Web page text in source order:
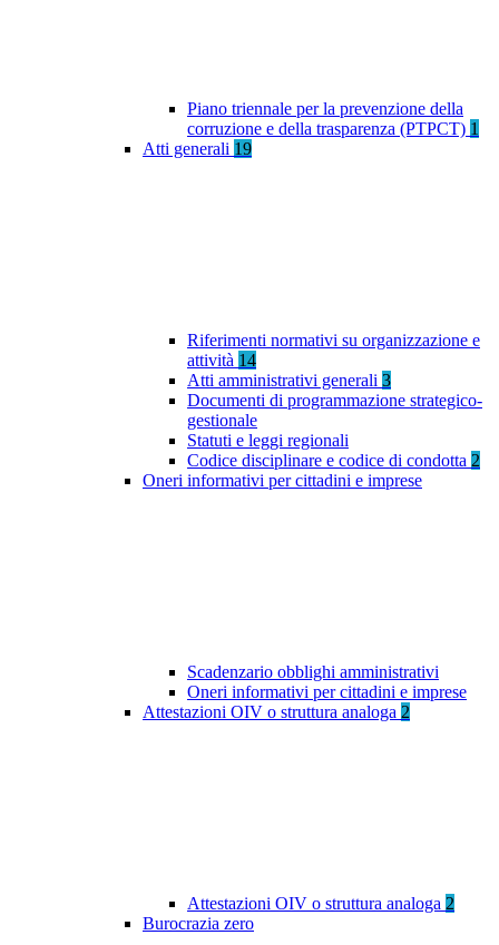
Piano triennale per la prevenzione della
corruzione e della trasparenza (PTPCT) 1
Atti generali 19
Riferimenti normativi su organizzazione e
attività 14
Atti amministrativi generali 3
Documenti di programmazione strategico-
gestionale
Statuti e leggi regionali
Codice disciplinare e codice di condotta 2
Oneri informativi per cittadini e imprese
Scadenzario obblighi amministrativi
Oneri informativi per cittadini e imprese
Attestazioni OIV o struttura analoga 2
Attestazioni OIV o struttura analoga 2
Burocrazia zero